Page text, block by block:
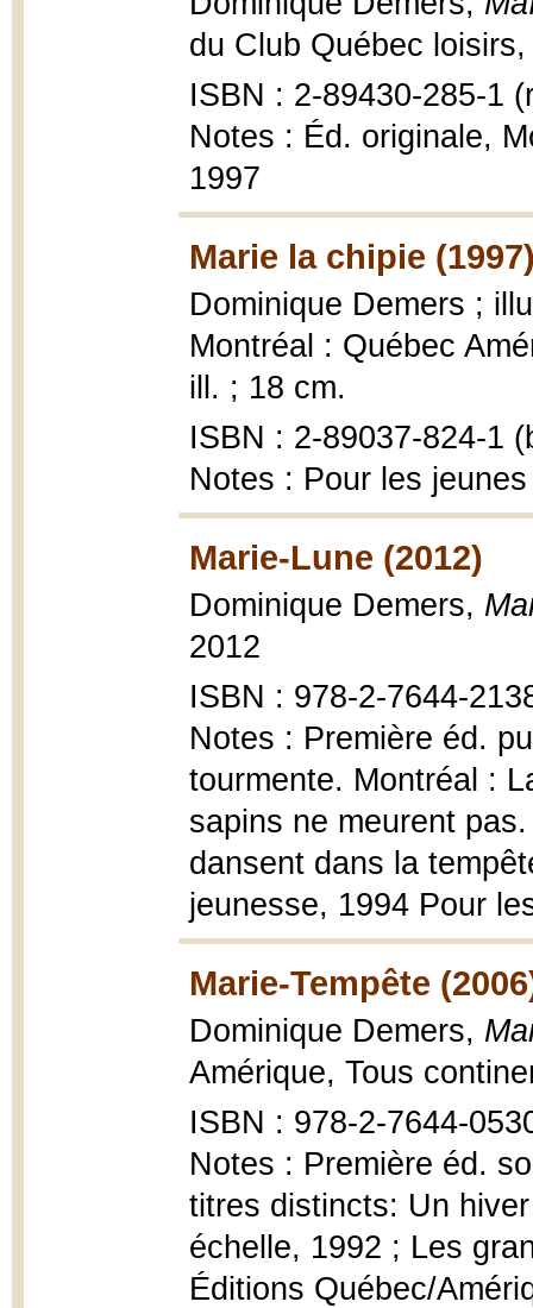
du Club Québec
ISBN : 2-89430-285-1
Notes : Éd. originale,
1997
Marie la chipie
Dominique Demers ;
Montréal : Québec
ill. ; 18 cm.
ISBN : 2-89037-824-1
Notes : Pour les
Marie-Lune (2012)
Dominique Demers,
2012
ISBN : 978-2-7644-
Notes : Première éd.
tourmente. Montréal :
sapins ne meurent
dansent dans la
jeunesse, 1994 Pour
Marie-Tempête
Dominique Demers,
Amérique, Tous
ISBN : 978-2-7644-
Notes : Première éd.
titres distincts: Un
échelle, 1992 ; Les
Éditions Québec/